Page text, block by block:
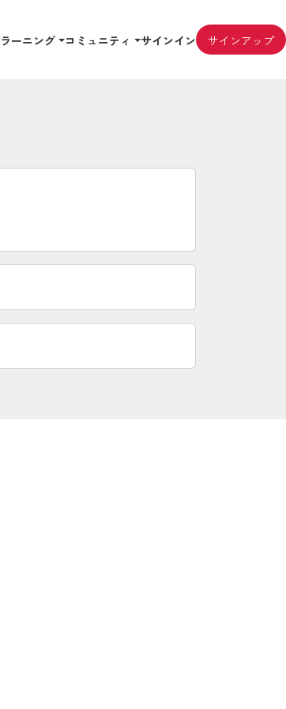
ラーニング コミュニティ サインイン サインアップ